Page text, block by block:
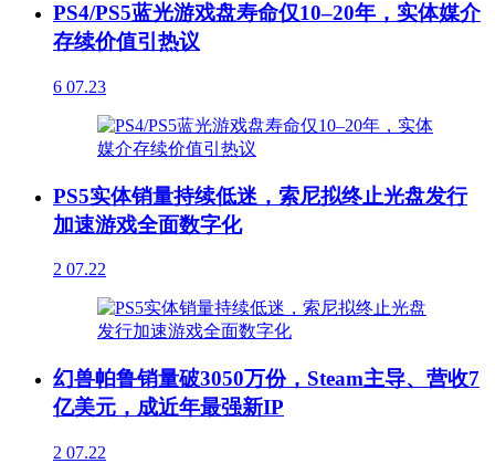
PS4/PS5蓝光游戏盘寿命仅10–20年，实体媒介
存续价值引热议
6 07.23
PS5实体销量持续低迷，索尼拟终止光盘发行
加速游戏全面数字化
2 07.22
幻兽帕鲁销量破3050万份，Steam主导、营收7
亿美元，成近年最强新IP
2 07.22